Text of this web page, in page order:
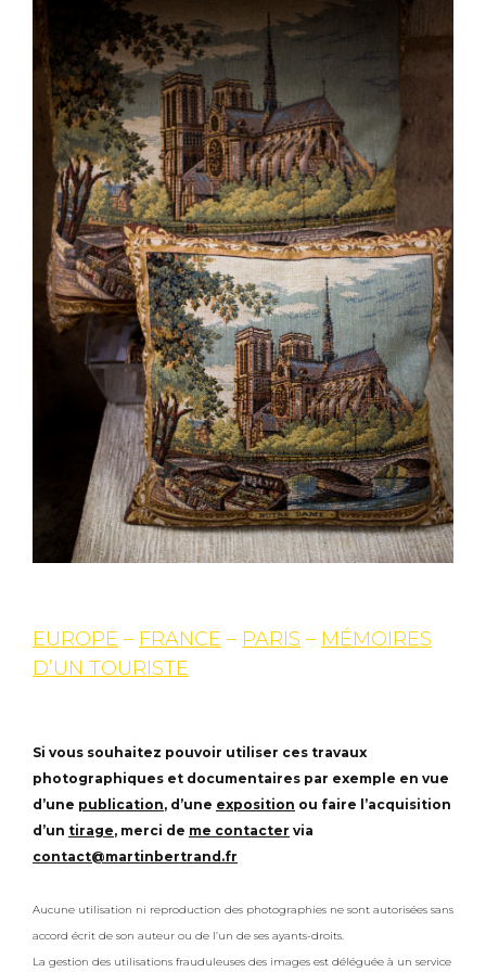
EUROPE – FRANCE – PARIS – MÉMOIRES
D’UN TOURISTE
Si vous souhaitez pouvoir utiliser ces travaux
photographiques et documentaires par exemple en vue
d’une publication, d’une exposition ou faire l’acquisition
d’un tirage, merci de me contacter via
contact@martinbertrand.fr
Aucune utilisation ni reproduction des photographies ne sont autorisées sans
accord écrit de son auteur ou de l’un de ses ayants-droits.
La gestion des utilisations frauduleuses des images est déléguée à un service